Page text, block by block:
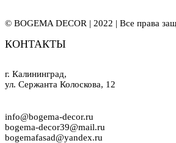
© BOGEMA DECOR | 2022 | Все права
КОНТАКТЫ
г. Калининград,
ул. Сержанта Колоскова, 12
info@bogema-decor.ru
bogema-decor39@mail.ru
bogemafasad@yandex.ru